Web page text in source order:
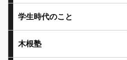
学生時代のこと
木根塾